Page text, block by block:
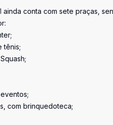
ainda conta com sete praças,
tênis;
com brinquedoteca;